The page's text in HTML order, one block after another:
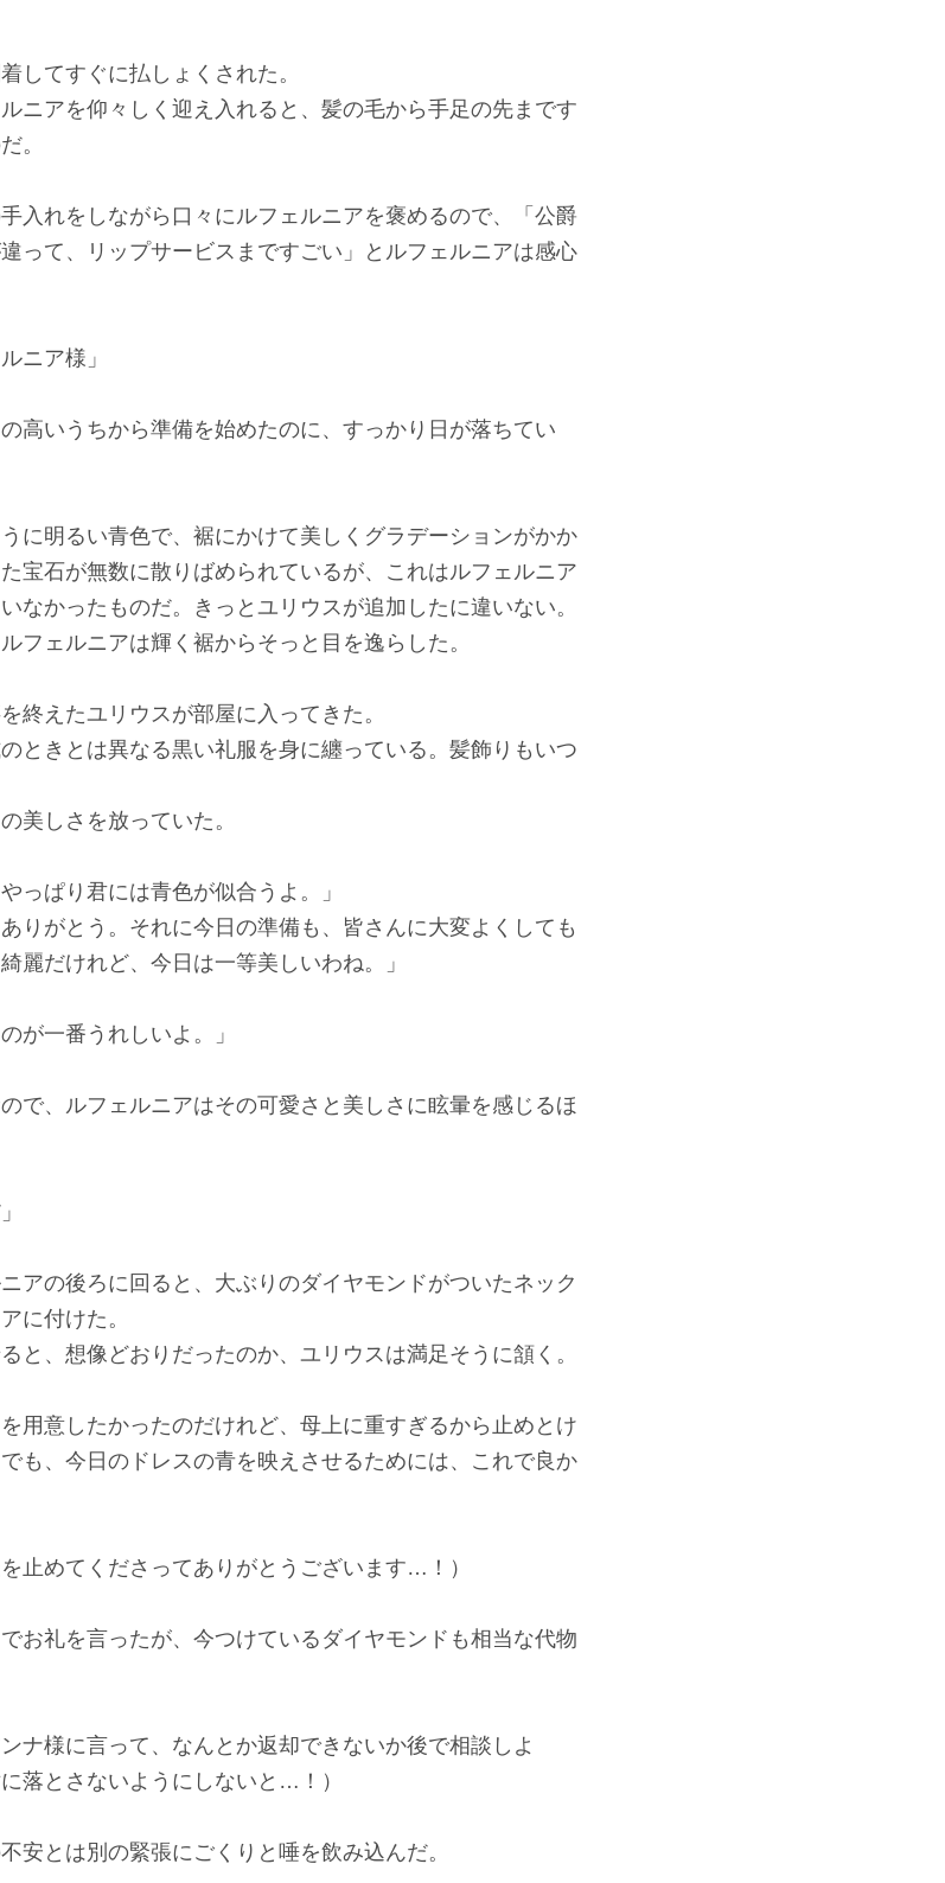
してすぐに払しょくされた。
ニアを仰々しく迎え入れると、髪の毛から手足の先まです
。
入れをしながら口々にルフェルニアを褒めるので、「公爵
って、リップサービスまですごい」とルフェルニアは感心
ニア様」
高いうちから準備を始めたのに、すっかり日が落ちてい
に明るい青色で、裾にかけて美しくグラデーションがかか
宝石が無数に散りばめられているが、これはルフェルニア
なかったものだ。きっとユリウスが追加したに違いない。
フェルニアは輝く裾からそっと目を逸らした。
終えたユリウスが部屋に入ってきた。
ときとは異なる黒い礼服を身に纏っている。髪飾りもいつ
美しさを放っていた。
っぱり君には青色が似合うよ。」
りがとう。それに今日の準備も、皆さんに大変よくしても
麗だけれど、今日は一等美しいわね。」
が一番うれしいよ。」
で、ルフェルニアはその可愛さと美しさに眩暈を感じるほ
アの後ろに回ると、大ぶりのダイヤモンドがついたネック
に付けた。
と、想像どおりだったのか、ユリウスは満足そうに頷く。
用意したかったのだけれど、母上に重すぎるから止めとけ
も、今日のドレスの青を映えさせるためには、これで良か
止めてくださってありがとうございます…！）
お礼を言ったが、今つけているダイヤモンドも相当な代物
ナ様に言って、なんとか返却できないか後で相談しよ
落とさないようにしないと…！）
安とは別の緊張にごくりと唾を飲み込んだ。